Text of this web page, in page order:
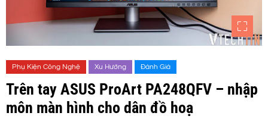
Phụ Kiện Công Nghệ Xu Hướng Đánh Giá
Trên tay ASUS ProArt PA248QFV – nhập
môn màn hình cho dân đồ hoạ